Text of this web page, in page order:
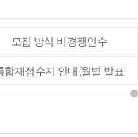
모집 방식 비경쟁인수
합재정수지 안내(월별 발표